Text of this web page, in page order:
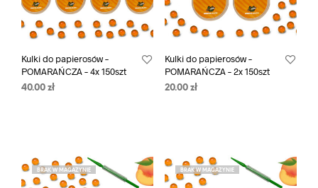
Kulki do papierosów –
POMARAŃCZA – 4x 150szt
40.00 zł
Kulki do papierosów –
POMARAŃCZA – 2x 150szt
20.00 zł
BRAK W MAGAZYNIE BRAK W MAGAZYNIE